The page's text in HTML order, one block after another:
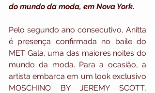
do mundo da moda, em Nova York.
Pelo segundo ano consecutivo, Anitta
é presença confirmada no baile do
MET Gala, uma das maiores noites do
mundo da moda. Para a ocasião, a
artista embarca em um look exclusivo
MOSCHINO BY JEREMY SCOTT,